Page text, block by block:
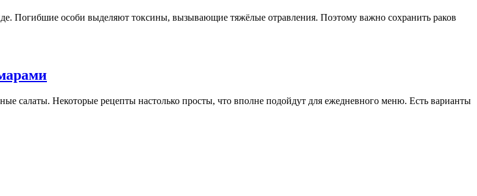
Погибшие особи выделяют токсины, вызывающие тяжёлые отравления. Поэтому важно сохранить раков
салаты. Некоторые рецепты настолько просты, что вполне подойдут для ежедневного меню. Есть варианты